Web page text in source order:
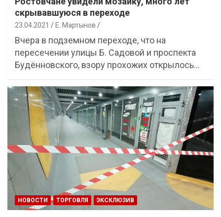
скрывавшуюся в переходе
23.04.2021 Е. Мартынов
Вчера в подземном переходе, что на
пересечении улицы Б. Садовой и проспекта
Будённовского, взору прохожих открылось…
НОВОСТИ ТОРГОВЛЯ ЭКСКЛЮЗИВ